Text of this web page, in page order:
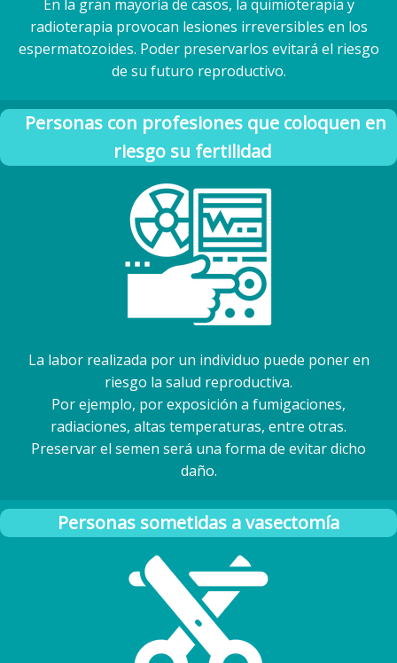
En la gran mayoría de casos, la quimioterapia y
radioterapia provocan lesiones irreversibles en los
espermatozoides. Poder preservarlos evitará el riesgo
de su futuro reproductivo.
Personas con profesiones que coloquen en
riesgo su fertilidad
La labor realizada por un individuo puede poner en
riesgo la salud reproductiva.
Por ejemplo, por exposición a fumigaciones,
radiaciones, altas temperaturas, entre otras.
Preservar el semen será una forma de evitar dicho
daño.
Personas sometidas a vasectomía